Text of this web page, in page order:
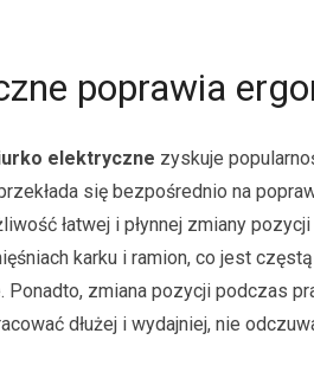
poprawia
elektryczne zyskuje
się bezpośrednio na
łatwej i płynnej zmiany
karku i ramion, co jest
zmiana pozycji podczas
dłużej i wydajniej, nie